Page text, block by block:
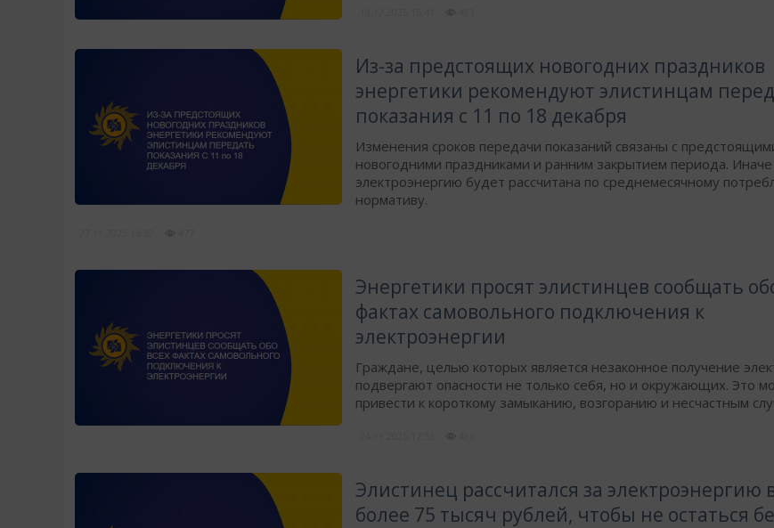
Из-за предстоящих новогодних праздников
энергетики рекомендуют элистинцам
показания с 11 по 18 декабря
Изменения сроков передачи показаний связаны с
новогодними праздниками и ранним закрытием периода. Иначе
электроэнергию будет рассчитана по среднемесячному
нормативу.
Энергетики просят элистинцев сообщать
фактах самовольного подключения к
электроэнергии
Граждане, целью которых является незаконное получение
подвергают опасности не только себя, но и окружающих. Это
привести к короткому замыканию, возгоранию и несчастным
Элистинец рассчитался за электроэнергию
более 75 тысяч рублей, чтобы не остаться